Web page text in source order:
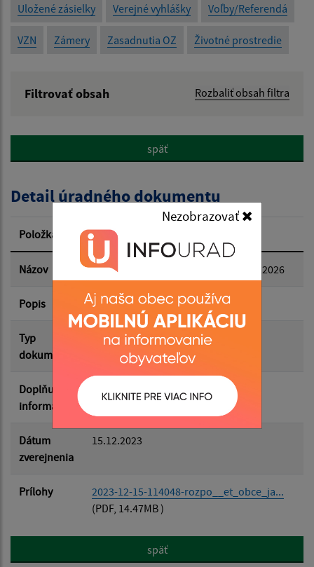
Nezobrazovať
Uložené zásielky Verejné vyhlášky Voľby/Referendá
VZN Zámery Zasadnutia OZ Životné prostredie
Filtrovať obsah Rozbaliť obsah filtra
Popis:
Dátum zverejnenia od:
Dátum zverejnenia do:
Filtrovať Reset
späť
Detail úradného dokumentu
Položka Informácia
Názov Rozpočet obce Jakubany 2024,2025,2026
Popis
Typ
dokumentu
Rozpočet-Hospodárenie
Doplňujúce
informácie
Dátum
zverejnenia
15.12.2023
Prílohy
2023-12-15-114048-rozpo__et_obce_ja...
(PDF, 14.47MB )
späť